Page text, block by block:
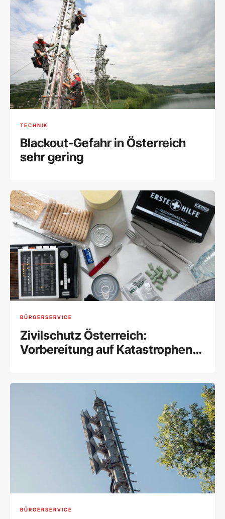
TECHNIK
Blackout-Gefahr in Österreich
sehr gering
BÜRGERSERVICE
Zivilschutz Österreich:
Vorbereitung auf Katastrophen
BÜRGERSERVICE